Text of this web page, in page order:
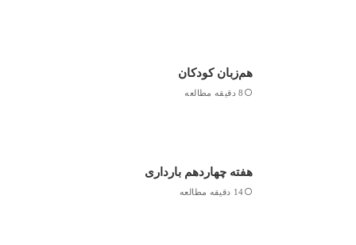
هم‌زبان کودکان
8 دقیقه مطالعه
هفته چهاردهم بارداری
14 دقیقه مطالعه